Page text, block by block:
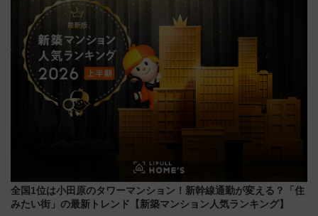
都心の夜に！
全国1位は小田原のタワーマンション！新幹線通勤が変える？「住
みたい街」の最新トレンド【新築マンション人気ランキング】